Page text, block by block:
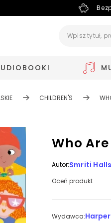
CHILDREN'S
Who
Autor:Smriti Halls
Oceń produkt
Wydawca: